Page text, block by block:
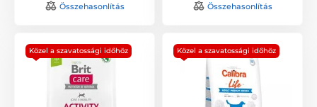
Összehasonlítás Összehasonlítás
Közel a szavatossági időhöz Közel a szavatossági időhöz